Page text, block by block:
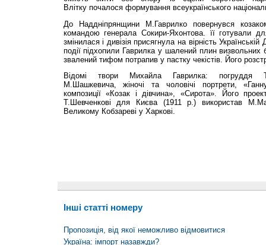
Влітку почалося формування всеукраїнського
До Наддніпрянщини М.Гаврилко повернувся козаком
командою генерала Сокири-Яхонтова. її готували
змінилася і дивізія присягнула на вірність
події підхопили Гаврилка у шалений плин визвольних
звалений тифом потрапив у пастку чекістів. Його
Відомі твори Михайла Гаврилка: погруддя
М.Шашкевича, жіночі та чоловічі портрети,
композиції «Козак і дівчина», «Сирота». Його
Т.Шевченкові для Києва (1911 р.) використав
Великому Кобзареві у Хар­кові.
Інші статті номеру
Пропозиція, від якої неможливо відмовитися
Україна: імпорт назавжди?